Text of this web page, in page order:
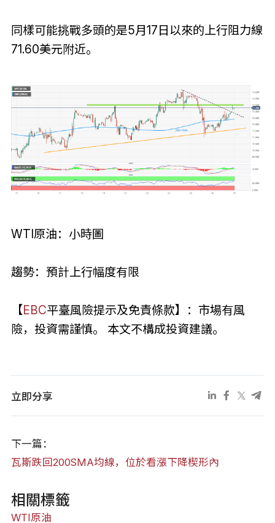
同樣可能挑戰多頭的是5月17日以來的上行阻力線
71.60美元附近。
WTI原油：小時圖
趨勢：預計上行幅度有限
【EBC平臺風險提示及免責條款】：市場有風
險，投資需謹慎。 本文不構成投資建議。
立即分享
下一篇：
瓦斯跌回200SMA均線，位於看漲下降楔形內
相關標籤
WTI原油